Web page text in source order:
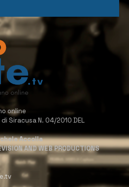
online
Siracusa N. 04/2010 DEL
Accolla
AND WEB PRODUCTIONS